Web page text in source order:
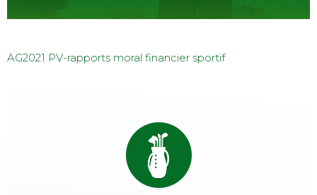
AG2021 PV-rapports moral financier sportif